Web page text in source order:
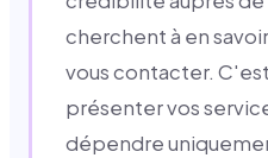
cherchent à en
vous contacter.
présenter vos
dépendre